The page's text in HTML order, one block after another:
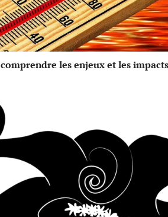
les enjeux et les